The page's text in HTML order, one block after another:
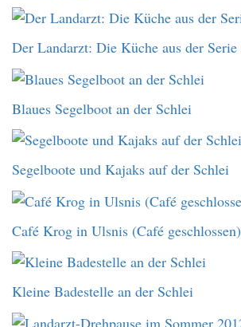
Der Landarzt: Die Küche aus der Serie
Blaues Segelboot an der Schlei
Segelboote und Kajaks auf der Schlei
Café Krog in Ulsnis (Café geschlossen)
Kleine Badestelle an der Schlei